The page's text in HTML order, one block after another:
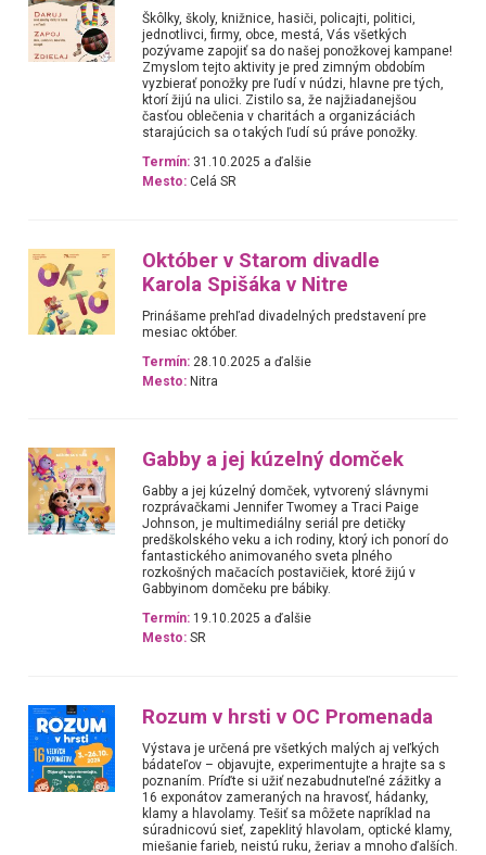
Škôlky, školy, knižnice, hasiči, policajti, politici,
jednotlivci, firmy, obce, mestá, Vás všetkých
pozývame zapojiť sa do našej ponožkovej kampane!
Zmyslom tejto aktivity je pred zimným obdobím
vyzbierať ponožky pre ľudí v núdzi, hlavne pre tých,
ktorí žijú na ulici. Zistilo sa, že najžiadanejšou
časťou oblečenia v charitách a organizáciách
starajúcich sa o takých ľudí sú práve ponožky.
Termín: 31.10.2025 a ďalšie
Mesto: Celá SR
Október v Starom divadle
Karola Spišáka v Nitre
Prinášame prehľad divadelných predstavení pre
mesiac október.
Termín: 28.10.2025 a ďalšie
Mesto: Nitra
Gabby a jej kúzelný domček
Gabby a jej kúzelný domček, vytvorený slávnymi
rozprávačkami Jennifer Twomey a Traci Paige
Johnson, je multimediálny seriál pre detičky
predškolského veku a ich rodiny, ktorý ich ponorí do
fantastického animovaného sveta plného
rozkošných mačacích postavičiek, ktoré žijú v
Gabbyinom domčeku pre bábiky.
Termín: 19.10.2025 a ďalšie
Mesto: SR
Rozum v hrsti v OC Promenada
Výstava je určená pre všetkých malých aj veľkých
bádateľov – objavujte, experimentujte a hrajte sa s
poznaním. Príďte si užiť nezabudnuteľné zážitky a
16 exponátov zameraných na hravosť, hádanky,
klamy a hlavolamy. Tešiť sa môžete napríklad na
súradnicovú sieť, zapeklitý hlavolam, optické klamy,
miešanie farieb, neistú ruku, žeriav a mnoho ďalších.